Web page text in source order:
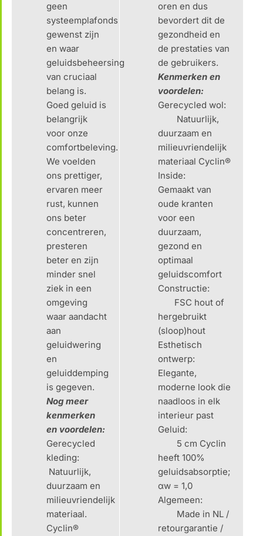
geen
systeemplafonds
gewenst zijn
en waar
geluidsbeheersing
van cruciaal
belang is.
Goed geluid is
belangrijk
voor onze
comfortbeleving.
We voelden
ons prettiger,
ervaren meer
rust, kunnen
ons beter
concentreren,
presteren
beter en zijn
minder snel
ziek in een
omgeving
waar aandacht
aan
geluidwering
en
geluiddemping
is gegeven.
Nog meer
kenmerken
en voordelen:
Gerecycled
kleding:
Natuurlijk,
duurzaam en
milieuvriendelijk
materiaal.
Cyclin®
oren en dus
bevordert dit de
gezondheid en
de prestaties van
de gebruikers.
Kenmerken en
voordelen:
Gerecycled wol:
Natuurlijk,
duurzaam en
milieuvriendelijk
materiaal Cyclin®
Inside:
Gemaakt van
oude kranten
voor een
duurzaam,
gezond en
optimaal
geluidscomfort
Constructie:
FSC hout of
hergebruikt
(sloop)hout
Esthetisch
ontwerp:
Elegante,
moderne look die
naadloos in elk
interieur past
Geluid:
5 cm Cyclin
heeft 100%
geluidsabsorptie;
αw = 1,0
Algemeen:
Made in NL /
retourgarantie /